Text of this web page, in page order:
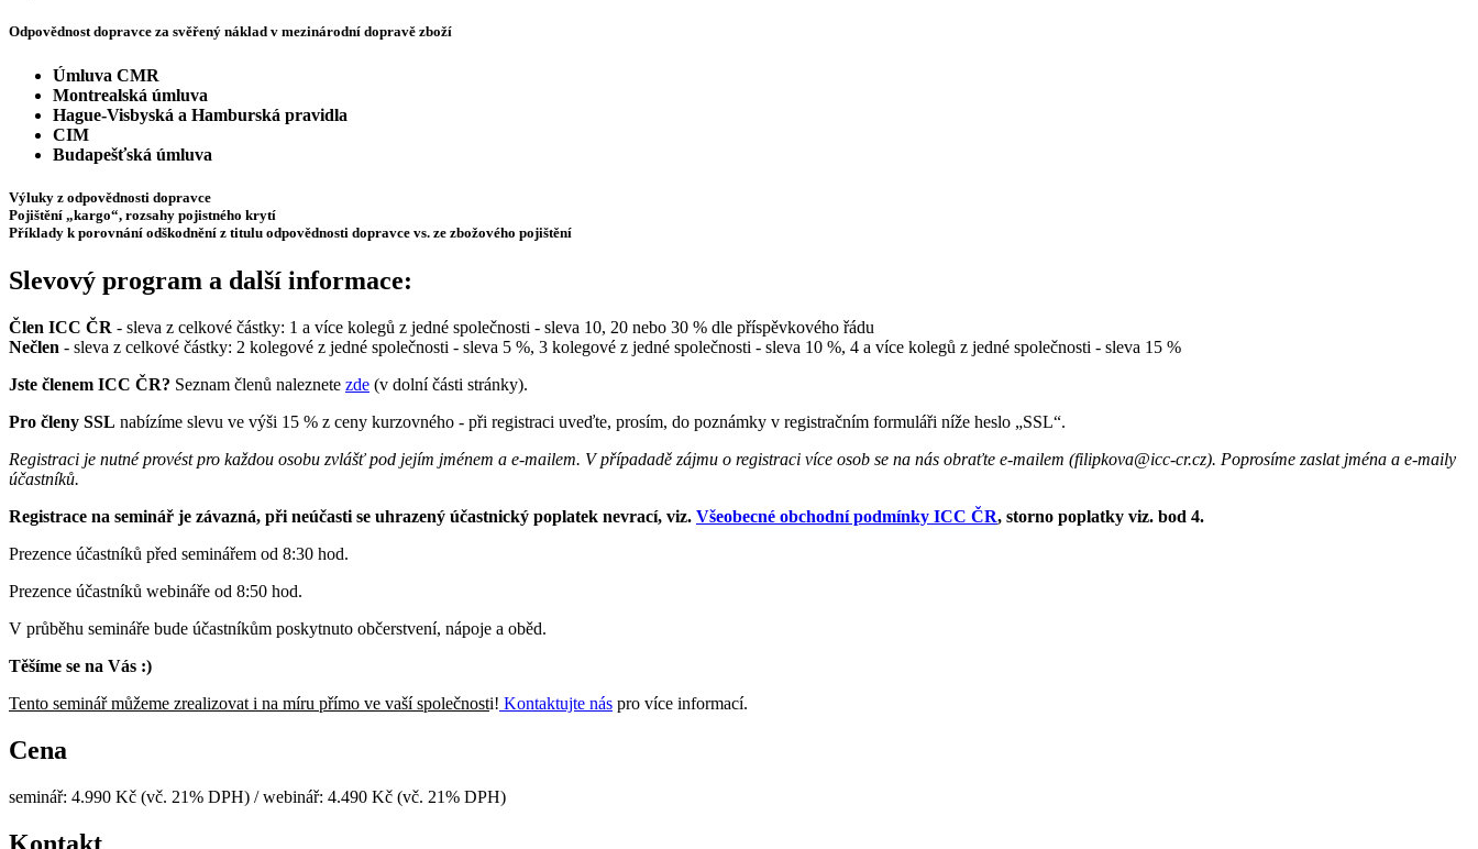
Odpovědnost dopravce za svěřený náklad v mezinárodní dopravě zboží
Úmluva CMR
Montrealská úmluva
Hague-Visbyská a Hamburská pravidla
CIM
Budapešťská úmluva
Výluky z odpovědnosti dopravce
Pojištění „kargo“, rozsahy pojistného krytí
Příklady k porovnání odškodnění z titulu odpovědnosti dopravce vs. ze zbožového pojištění
Slevový program a další informace:
Člen ICC ČR - sleva z celkové částky: 1 a více kolegů z jedné společnosti - sleva 10, 20 nebo 30 % dle příspěvkového řádu
Nečlen - sleva z celkové částky: 2 kolegové z jedné společnosti - sleva 5 %, 3 kolegové z jedné společnosti - sleva 10 %, 4 a více kolegů z jedné společnosti - sleva 15 %
Jste členem ICC ČR? Seznam členů naleznete zde (v dolní části stránky).
Pro členy SSL nabízíme slevu ve výši 15 % z ceny kurzovného - při registraci uveďte, prosím, do poznámky v registračním formuláři níže heslo „SSL“.
Registraci je nutné provést pro každou osobu zvlášť pod jejím jménem a e-mailem. V případadě zájmu o registraci více osob se na nás obraťte e-mailem (filipkova@icc-cr.cz). Poprosíme zaslat jména a e-maily
účastníků.
Registrace na seminář je závazná, při neúčasti se uhrazený účastnický poplatek nevrací, viz. Všeobecné obchodní podmínky ICC ČR, storno poplatky viz. bod 4.
Prezence účastníků před seminářem od 8:30 hod.
Prezence účastníků webináře od 8:50 hod.
V průběhu semináře bude účastníkům poskytnuto občerstvení, nápoje a oběd.
Těšíme se na Vás :)
Tento seminář můžeme zrealizovat i na míru přímo ve vaší společnosti! Kontaktujte nás pro více informací.
Cena
seminář: 4.990 Kč (vč. 21% DPH) / webinář: 4.490 Kč (vč. 21% DPH)
Kontakt